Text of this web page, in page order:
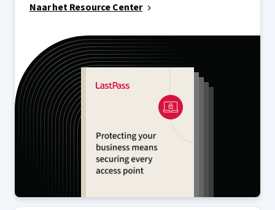
uw wachtwoorden eenvoudiger en beter te beheren.
Naar het Resource Center